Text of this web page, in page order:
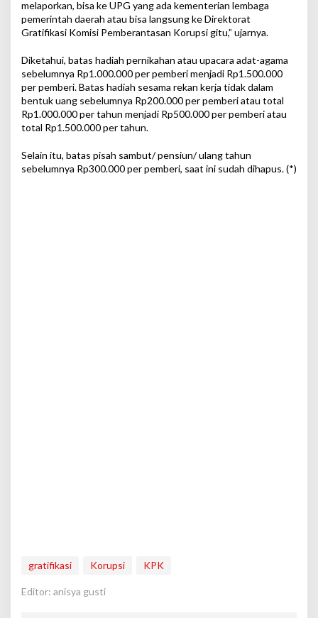
melaporkan, bisa ke UPG yang ada kementerian lembaga
pemerintah daerah atau bisa langsung ke Direktorat
Gratifikasi Komisi Pemberantasan Korupsi gitu,” ujarnya.
Diketahui, batas hadiah pernikahan atau upacara adat-agama
sebelumnya Rp1.000.000 per pemberi menjadi Rp1.500.000
per pemberi. Batas hadiah sesama rekan kerja tidak dalam
bentuk uang sebelumnya Rp200.000 per pemberi atau total
Rp1.000.000 per tahun menjadi Rp500.000 per pemberi atau
total Rp1.500.000 per tahun.
Selain itu, batas pisah sambut/ pensiun/ ulang tahun
sebelumnya Rp300.000 per pemberi, saat ini sudah dihapus. (*)
gratifikasi Korupsi KPK
Editor: anisya gusti